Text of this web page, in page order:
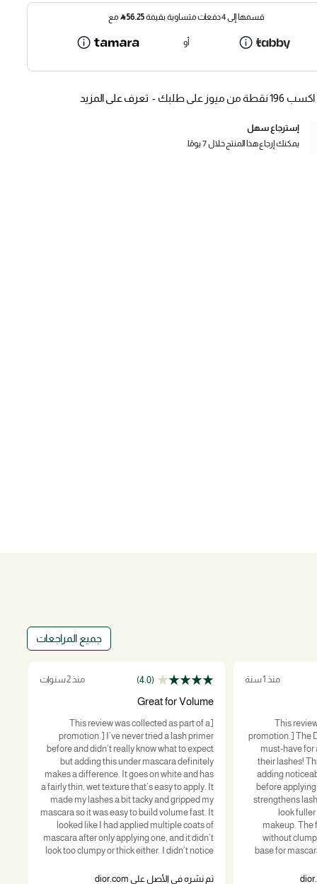
قسمها إلى 4 دفعات متساوية بقيمة 56.25
⃁ مع
أو
اكسب 196 نقطة من ميوز على طلبك - تعرف على المزيد
إسترجاع سهل
يمكنك إرجاع هذا المنتج خلال 7 يومًا.
جميع المراجعات
منذ 1 سنة
[This
promotion.] The
must-have for
their lashes!
adding
before
strengthens
look
makeup. The
without
base for
going for a
(4.0) منذ 2 سنوات
Great for Volume
[This review was collected as part of a
promotion.] I’ve never tried a lash primer
before and didn’t really know what to expect
but adding this under mascara definitely
makes a difference. It goes on white and has
a fairly thin, wet texture that’s easy to apply. It
made my lashes a bit tacky and gripped my
mascara so it was easy to build volume fast. It
looked like I had applied multiple coats of
mascara after only applying one, and it didn’t
look too clumpy or thick either. I didn’t notice
alone, though, and any benefit from the
تم نشره في الأصل على dior.com